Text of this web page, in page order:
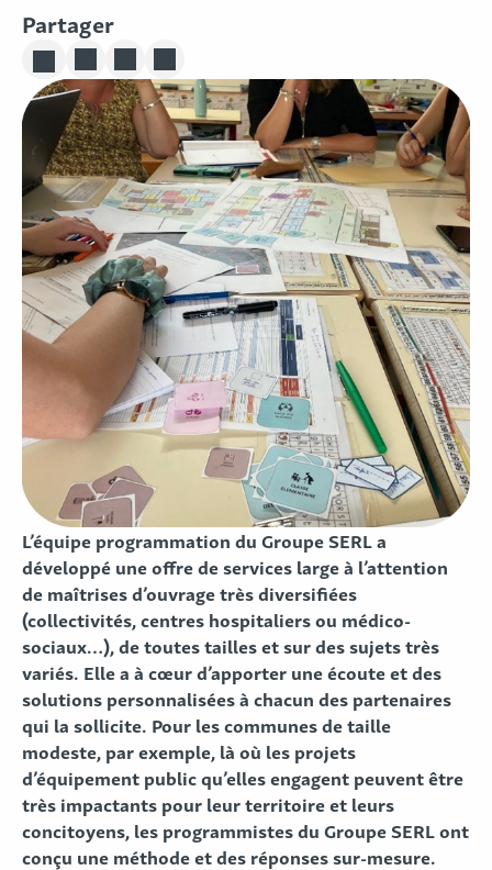
Partager
Partager sur Linkedin
Partager sur Twitter
Partager sur Facebook
L’équipe programmation du Groupe SERL a
développé une offre de services large à l’attention
de maîtrises d’ouvrage très diversifiées
(collectivités, centres hospitaliers ou médico-
sociaux…), de toutes tailles et sur des sujets très
variés. Elle a à cœur d’apporter une écoute et des
solutions personnalisées à chacun des partenaires
qui la sollicite. Pour les communes de taille
modeste, par exemple, là où les projets
d’équipement public qu’elles engagent peuvent être
très impactants pour leur territoire et leurs
concitoyens, les programmistes du Groupe SERL ont
conçu une méthode et des réponses sur-mesure.